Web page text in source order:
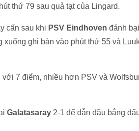
thứ 79 sau quả tạt của Lingard.
cấn sau khi PSV Eindhoven đánh bại
xuống ghi bàn vào phút thứ 55 và
7 điểm, nhiều hơn PSV và
Galatasaray 2-1 để dẫn đầu bẳng